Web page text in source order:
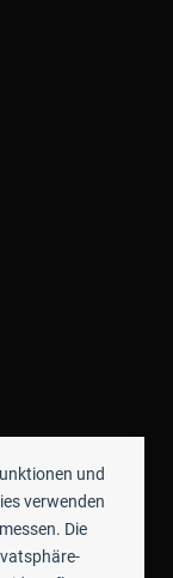
und
verwenden
Die